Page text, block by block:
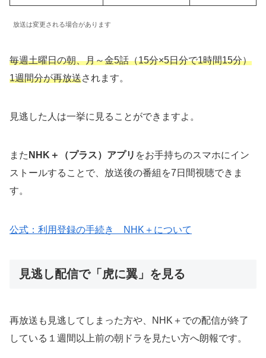
放送は変更される場合があります
毎週土曜日の朝、月～金5話（15分×5日分で1時間15分）
1週間分が再放送されます。
見逃した人は一挙に見ることができますよ。
また NHK＋（プラス）アプリ をお手持ちのスマホにイン
ストールすることで、放送後の番組を7日間視聴できま
す。
公式：利用登録の手続き NHK＋について
見逃し配信で「虎に翼」を見る
再放送も見逃してしまった方や、NHK＋での配信が終了
している１週間以上前の朝ドラを見たい方へ朗報です。